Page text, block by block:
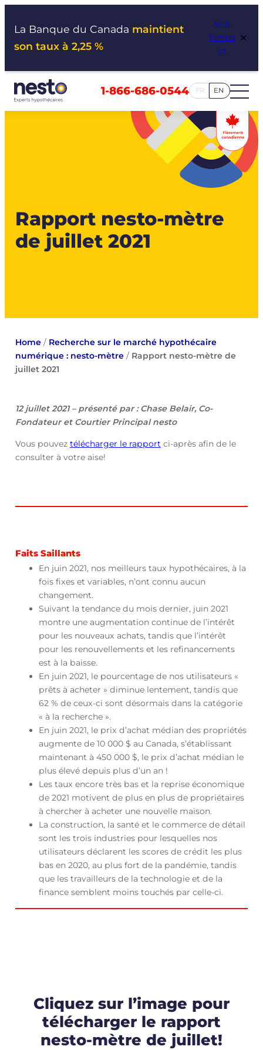
La Banque du Canada maintient
son taux à 2,25 %
Voir
l’impa
ct
×
1-866-686-0544 FR EN
Rapport nesto-mètre
de juillet 2021
Home/ Recherche sur le marché hypothécaire
numérique : nesto-mètre/ Rapport nesto-mètre de
juillet 2021
12 juillet 2021 – présenté par : Chase Belair, Co-
Fondateur et Courtier Principal nesto
Vous pouvez télécharger le rapportci-après afin de le
consulter à votre aise!
Faits Saillants
En juin 2021, nos meilleurs taux hypothécaires, à la
fois fixes et variables, n’ont connu aucun
changement.
Suivant la tendance du mois dernier, juin 2021
montre une augmentation continue de l’intérêt
pour les nouveaux achats, tandis que l’intérêt
pour les renouvellements et les refinancements
est à la baisse.
En juin 2021, le pourcentage de nos utilisateurs «
prêts à acheter » diminue lentement, tandis que
62 % de ceux-ci sont désormais dans la catégorie
« à la recherche ».
En juin 2021, le prix d’achat médian des propriétés
augmente de 10 000 $ au Canada, s’établissant
maintenant à 450 000 $, le prix d’achat médian le
plus élevé depuis plus d’un an !
Les taux encore très bas et la reprise économique
de 2021 motivent de plus en plus de propriétaires
à chercher à acheter une nouvelle maison.
La construction, la santé et le commerce de détail
sont les trois industries pour lesquelles nos
utilisateurs déclarent les scores de crédit les plus
bas en 2020, au plus fort de la pandémie, tandis
que les travailleurs de la technologie et de la
finance semblent moins touchés par celle-ci.
Cliquez sur l’image pour
télécharger le rapport
nesto-mètre de juillet!